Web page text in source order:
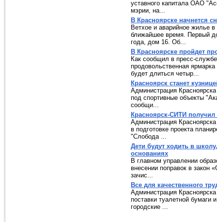
уставного капитала ОАО
мэрии, на...
В Красноярске начнется
Ветхое и аварийное жилье
ближайшее время. Первый
года, дом 16. Об...
В Красноярске пройдет
Как сообщил в пресс-
продовольственная
будет длиться четыр...
Красноярск станет
Администрация
под спортивные объекты
сообщи...
Красноярск-СИТИ получил
Администрация
в подготовке проекта
"Слобода ...
Дети будут ходить в
основаниях
В главном управлении
внесении поправок в закон
зачис...
Все для качественного
Администрация
поставки туалетной
городские ...